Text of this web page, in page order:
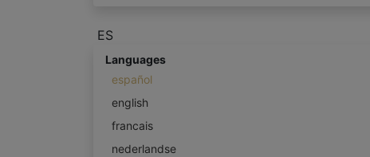
ES
Languages
español
english
francais
nederlandse